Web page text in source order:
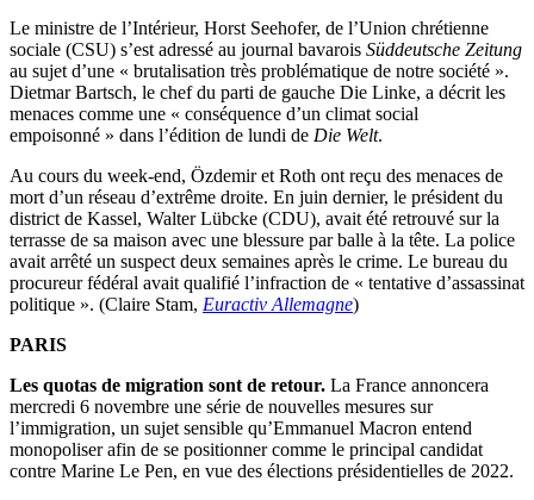
Le ministre de l’Intérieur, Horst Seehofer, de l’Union chrétienne
sociale (CSU) s’est adressé au journal bavarois Süddeutsche Zeitung
au sujet d’une « brutalisation très problématique de notre société ».
Dietmar Bartsch, le chef du parti de gauche Die Linke, a décrit les
menaces comme une « conséquence d’un climat social
empoisonné » dans l’édition de lundi de Die Welt.
Au cours du week-end, Özdemir et Roth ont reçu des menaces de
mort d’un réseau d’extrême droite. En juin dernier, le président du
district de Kassel, Walter Lübcke (CDU), avait été retrouvé sur la
terrasse de sa maison avec une blessure par balle à la tête. La police
avait arrêté un suspect deux semaines après le crime. Le bureau du
procureur fédéral avait qualifié l’infraction de « tentative d’assassinat
politique ». (Claire Stam, Euractiv Allemagne)
PARIS
Les quotas de migration sont de retour. La France annoncera
mercredi 6 novembre une série de nouvelles mesures sur
l’immigration, un sujet sensible qu’Emmanuel Macron entend
monopoliser afin de se positionner comme le principal candidat
contre Marine Le Pen, en vue des élections présidentielles de 2022.